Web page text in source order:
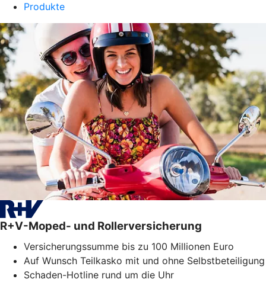
Produkte
R+V-Moped- und Rollerversicherung
Versicherungssumme bis zu 100 Millionen Euro
Auf Wunsch Teilkasko mit und ohne Selbstbeteiligung
Schaden-Hotline rund um die Uhr